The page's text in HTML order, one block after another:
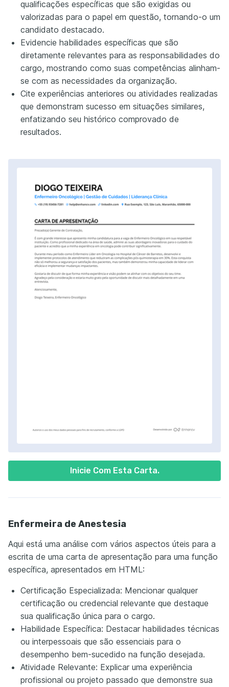
Inicie Com Esta Carta.
qualificações específicas que são exigidas ou
valorizadas para o papel em questão, tornando-o um
candidato destacado.
Evidencie habilidades específicas que são
diretamente relevantes para as responsabilidades do
cargo, mostrando como suas competências alinham-
se com as necessidades da organização.
Cite experiências anteriores ou atividades realizadas
que demonstram sucesso em situações similares,
enfatizando seu histórico comprovado de
resultados.
Enfermeira de Anestesia
Aqui está uma análise com vários aspectos úteis para a
escrita de uma carta de apresentação para uma função
específica, apresentados em HTML:
Certificação Especializada: Mencionar qualquer
certificação ou credencial relevante que destaque
sua qualificação única para o cargo.
Habilidade Específica: Destacar habilidades técnicas
ou interpessoais que são essenciais para o
desempenho bem-sucedido na função desejada.
Atividade Relevante: Explicar uma experiência
profissional ou projeto passado que demonstre sua